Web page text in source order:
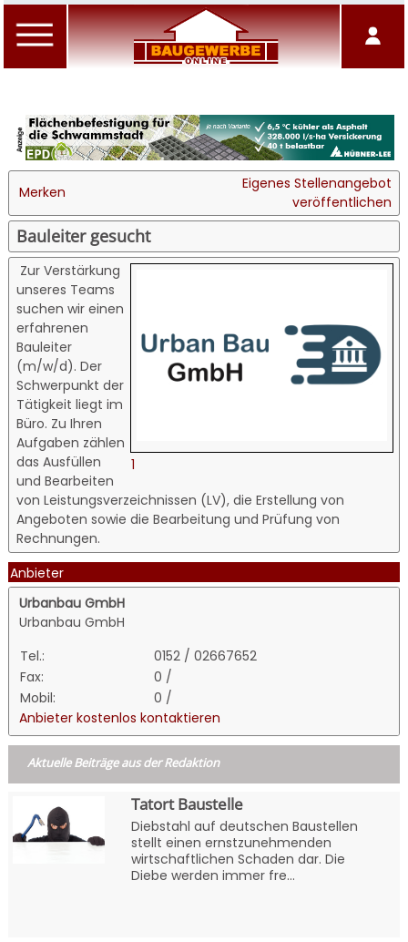
Merken
Eigenes Stellenangebot
veröffentlichen
Bauleiter gesucht
1
Zur Verstärkung
unseres Teams
suchen wir einen
erfahrenen
Bauleiter
(m/w/d). Der
Schwerpunkt der
Tätigkeit liegt im
Büro. Zu Ihren
Aufgaben zählen
das Ausfüllen
und Bearbeiten
von Leistungsverzeichnissen (LV), die Erstellung von
Angeboten sowie die Bearbeitung und Prüfung von
Rechnungen.
Anbieter
Urbanbau GmbH
Urbanbau GmbH
Tel.:
0152 / 02667652
Fax:
0 /
Mobil:
0 /
Anbieter kostenlos kontaktieren
Aktuelle Beiträge aus der Redaktion
Tatort Baustelle
Diebstahl auf deutschen Baustellen
stellt einen ernstzunehmenden
wirtschaftlichen Schaden dar. Die
Diebe werden immer fre...